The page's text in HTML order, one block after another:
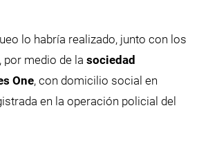
lo habría realizado, junto con los
medio de la sociedad
One, con domicilio social en
en la operación policial del